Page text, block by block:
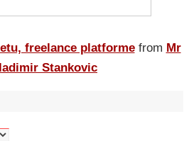
freelance platforme from Mr
Stankovic